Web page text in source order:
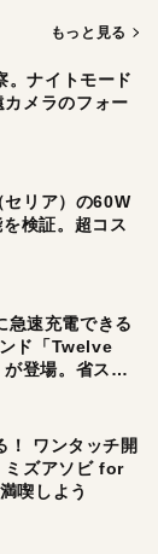
もっと見る
ナイトモード
メラのフォー
リア）の60W
検証。超コス
速充電できる
ド「Twelve
登場。省スペ
人にオスス
ワンタッチ開
ミズアソビ for
喫しよう